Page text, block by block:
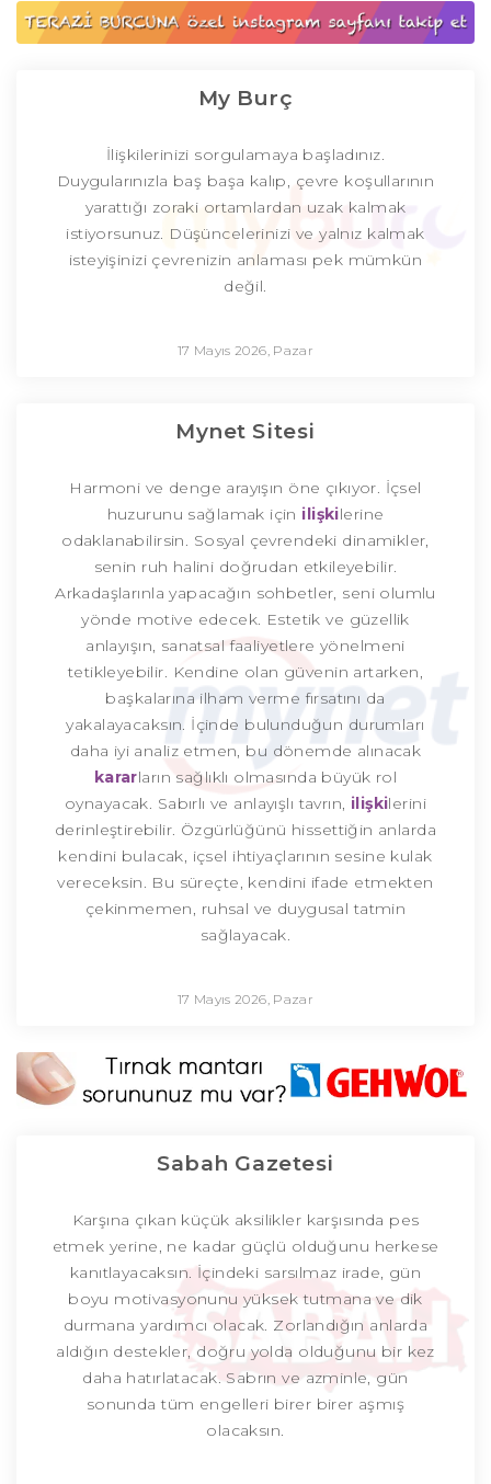
My Burç
İlişkilerinizi sorgulamaya başladınız.
Duygularınızla baş başa kalıp, çevre koşullarının
yarattığı zoraki ortamlardan uzak kalmak
istiyorsunuz. Düşüncelerinizi ve yalnız kalmak
isteyişinizi çevrenizin anlaması pek mümkün
değil.
17 Mayıs 2026, Pazar
Mynet Sitesi
Harmoni ve denge arayışın öne çıkıyor. İçsel
huzurunu sağlamak için ilişkilerine
odaklanabilirsin. Sosyal çevrendeki dinamikler,
senin ruh halini doğrudan etkileyebilir.
Arkadaşlarınla yapacağın sohbetler, seni olumlu
yönde motive edecek. Estetik ve güzellik
anlayışın, sanatsal faaliyetlere yönelmeni
tetikleyebilir. Kendine olan güvenin artarken,
başkalarına ilham verme fırsatını da
yakalayacaksın. İçinde bulunduğun durumları
daha iyi analiz etmen, bu dönemde alınacak
kararların sağlıklı olmasında büyük rol
oynayacak. Sabırlı ve anlayışlı tavrın, ilişkilerini
derinleştirebilir. Özgürlüğünü hissettiğin anlarda
kendini bulacak, içsel ihtiyaçlarının sesine kulak
vereceksin. Bu süreçte, kendini ifade etmekten
çekinmemen, ruhsal ve duygusal tatmin
sağlayacak.
17 Mayıs 2026, Pazar
Sabah Gazetesi
Karşına çıkan küçük aksilikler karşısında pes
etmek yerine, ne kadar güçlü olduğunu herkese
kanıtlayacaksın. İçindeki sarsılmaz irade, gün
boyu motivasyonunu yüksek tutmana ve dik
durmana yardımcı olacak. Zorlandığın anlarda
aldığın destekler, doğru yolda olduğunu bir kez
daha hatırlatacak. Sabrın ve azminle, gün
sonunda tüm engelleri birer birer aşmış
olacaksın.